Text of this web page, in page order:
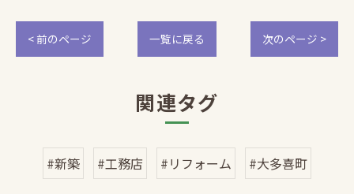
< 前のページ 一覧に戻る 次のページ >
関連タグ
#新築 #工務店 #リフォーム #大多喜町